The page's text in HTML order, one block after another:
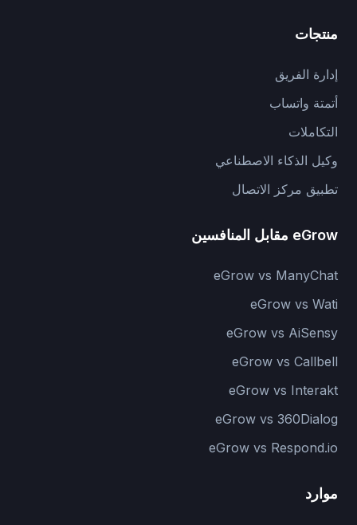
منتجات
إدارة الفريق
أتمتة واتساب
التكاملات
وكيل الذكاء الاصطناعي
تطبيق مركز الاتصال
eGrow مقابل المنافسين
eGrow vs ManyChat
eGrow vs Wati
eGrow vs AiSensy
eGrow vs Callbell
eGrow vs Interakt
eGrow vs 360Dialog
eGrow vs Respond.io
موارد